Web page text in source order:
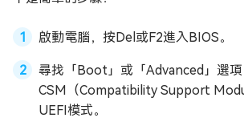
啟動電腦，按Del或F2進入BIOS。
尋找「Boot」或「Advanced」選項
CSM（Compatibility Support
UEFI模式。